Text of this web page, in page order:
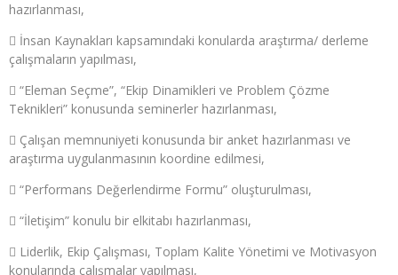
hazırlanması,
 İnsan Kaynakları kapsamındaki konularda araştırma/ derleme
çalışmaların yapılması,
 “Eleman Seçme”, “Ekip Dinamikleri ve Problem Çözme
Teknikleri” konusunda seminerler hazırlanması,
 Çalışan memnuniyeti konusunda bir anket hazırlanması ve
araştırma uygulanmasının koordine edilmesi,
 “Performans Değerlendirme Formu” oluşturulması,
 “İletişim” konulu bir elkitabı hazırlanması,
 Liderlik, Ekip Çalışması, Toplam Kalite Yönetimi ve Motivasyon
konularında çalışmalar yapılması,